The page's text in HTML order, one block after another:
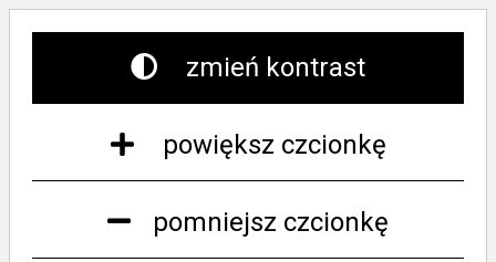
zmień kontrast
powiększ czcionkę
pomniejsz czcionkę